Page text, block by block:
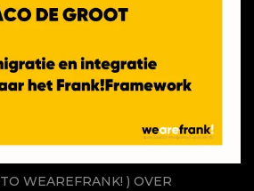
WEAREFRANK! ) OVER